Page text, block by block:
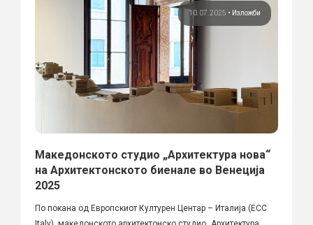
10.07.2025 • Изложби
Македонското студио „Архитектура нова“
на Архитектонското биенале во Венеција
2025
По покана од Европскиот Културен Центар – Италија (ECC